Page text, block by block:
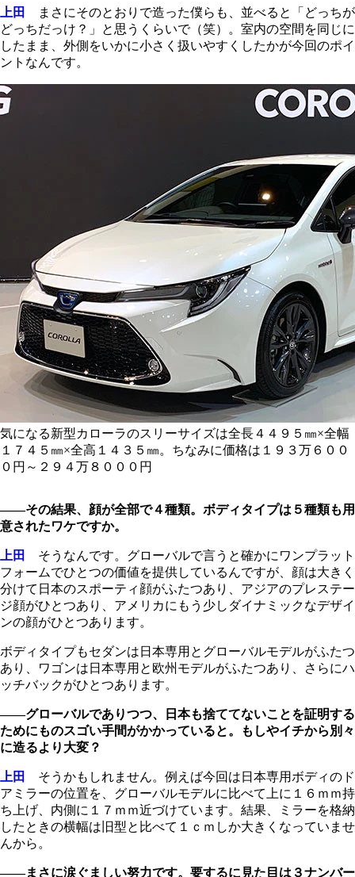
上田
まさにそのとおりで造った僕らも、並べると「どっちが
どっちだっけ？」と思うくらいで（笑）。室内の空間を同じに
したまま、外側をいかに小さく扱いやすくしたかが今回のポイ
ントなんです。
気になる新型カローラのスリーサイズは全長４４９５㎜×全幅
１７４５㎜×全高１４３５㎜。ちなみに価格は１９３万６００
０円～２９４万８０００円
――その結果、顔が全部で４種類。ボディタイプは５種類も用
意されたワケですか。
上田
そうなんです。グローバルで言うと確かにワンプラット
フォームでひとつの価値を提供しているんですが、顔は大きく
分けて日本のスポーティ顔がふたつあり、アジアのプレステー
ジ顔がひとつあり、アメリカにもう少しダイナミックなデザイ
ンの顔がひとつあります。
ボディタイプもセダンは日本専用とグローバルモデルがふたつ
あり、ワゴンは日本専用と欧州モデルがふたつあり、さらにハ
ッチバックがひとつあります。
――グローバルでありつつ、日本も捨ててないことを証明する
ためにものスゴい手間がかかっていると。もしやイチから別々
に造るより大変？
上田
そうかもしれません。例えば今回は日本専用ボディのド
アミラーの位置を、グローバルモデルに比べて上に１６ｍｍ持
ち上げ、内側に１７ ｍｍ近づけています。結果、ミラーを格納
したときの横幅は旧型と比べて１ｃｍしか大きくなっていませ
んから。
――まさに涙ぐましい努力です。要するに見た目は３ナンバー